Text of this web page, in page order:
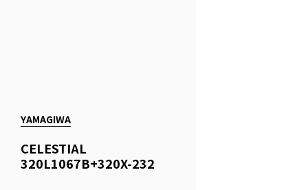
YAMAGIWA
CELESTIAL
320L1067B+320X-232